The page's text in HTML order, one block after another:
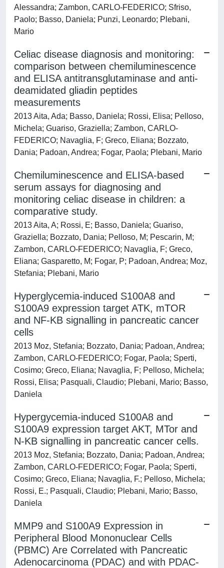
Alessandra; Zambon, CARLO-FEDERICO; Sfriso,
Paolo; Basso, Daniela; Punzi, Leonardo; Plebani,
Mario
Celiac disease diagnosis and monitoring:
comparison between chemiluminescence
and ELISA antitransglutaminase and anti-
deamidated gliadin peptides
measurements
2013 Aita, Ada; Basso, Daniela; Rossi, Elisa; Pelloso,
Michela; Guariso, Graziella; Zambon, CARLO-
FEDERICO; Navaglia, F; Greco, Eliana; Bozzato,
Dania; Padoan, Andrea; Fogar, Paola; Plebani, Mario
Chemiluminescence and ELISA-based
serum assays for diagnosing and
monitoring celiac disease in children: a
comparative study.
2013 Aita, A; Rossi, E; Basso, Daniela; Guariso,
Graziella; Bozzato, Dania; Pelloso, M; Pescarin, M;
Zambon, CARLO-FEDERICO; Navaglia, F; Greco,
Eliana; Gasparetto, M; Fogar, P; Padoan, Andrea; Moz,
Stefania; Plebani, Mario
Hyperglycemia-induced S100A8 and
S100A9 expression target ATK, mTOR
and NF-KB signalling in pancreatic cancer
cells
2013 Moz, Stefania; Bozzato, Dania; Padoan, Andrea;
Zambon, CARLO-FEDERICO; Fogar, Paola; Sperti,
Cosimo; Greco, Eliana; Navaglia, F; Pelloso, Michela;
Rossi, Elisa; Pasquali, Claudio; Plebani, Mario; Basso,
Daniela
Hypergycemia-induced S100A8 and
S100A9 expression target AKT, MTor and
N-KB signalling in pancreatic cancer cells.
2013 Moz, Stefania; Bozzato, Dania; Padoan, Andrea;
Zambon, CARLO-FEDERICO; Fogar, Paola; Sperti,
Cosimo; Greco, Eliana; Navaglia, F.; Pelloso, Michela;
Rossi, E.; Pasquali, Claudio; Plebani, Mario; Basso,
Daniela
MMP9 and S100A9 Expression in
Peripheral Blood Mononuclear Cells
(PBMC) Are Correlated with Pancreatic
Adenocarcinoma (PDAC) and with PDAC-